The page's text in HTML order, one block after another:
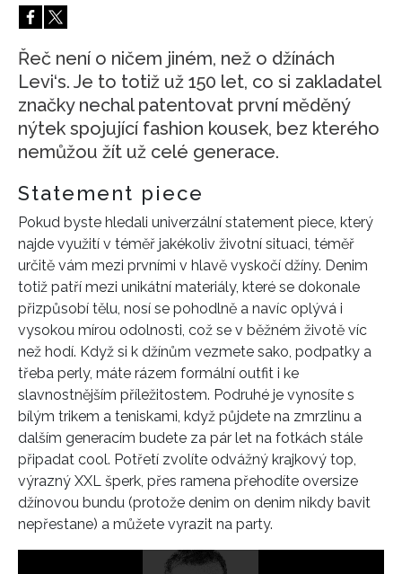
HOME
Řeč není o ničem jiném, než o džínách
Levi‘s. Je to totiž už 150 let, co si zakladatel
značky nechal patentovat první měděný
nýtek spojující fashion kousek, bez kterého
nemůžou žít už celé generace.
Statement piece
Pokud byste hledali univerzální statement piece, který
najde využití v téměř jakékoliv životní situaci, téměř
určitě vám mezi prvními v hlavě vyskočí džíny. Denim
totiž patří mezi unikátní materiály, které se dokonale
přizpůsobí tělu, nosí se pohodlně a navíc oplývá i
vysokou mírou odolnosti, což se v běžném životě víc
než hodí. Když si k džínům vezmete sako, podpatky a
třeba perly, máte rázem formální outfit i ke
slavnostnějším příležitostem. Podruhé je vynosíte s
bílým trikem a teniskami, když půjdete na zmrzlinu a
dalším generacím budete za pár let na fotkách stále
připadat cool. Potřetí zvolíte odvážný krajkový top,
výrazný XXL šperk, přes ramena přehodíte oversize
džínovou bundu (protože denim on denim nikdy bavit
nepřestane) a můžete vyrazit na party.